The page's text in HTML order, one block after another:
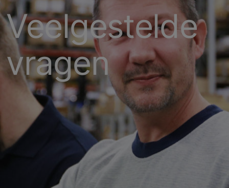
Veelgestelde
vragen